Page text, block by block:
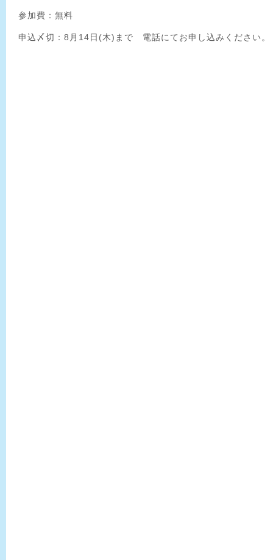
参加費：無料
申込〆切：8月14日(木)まで 電話にてお申し込みください。